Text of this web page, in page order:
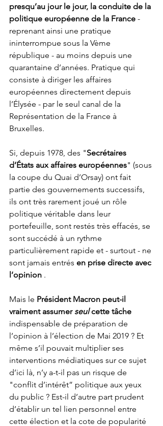
presqu’au jour le jour, la conduite de la
politique européenne de la France -
reprenant ainsi une pratique
ininterrompue sous la Vème
république - au moins depuis une
quarantaine d’années. Pratique qui
consiste à diriger les affaires
européennes directement depuis
l’Élysée - par le seul canal de la
Représentation de la France à
Bruxelles.
Si, depuis 1978, des "Secrétaires
d’États aux affaires européennes" (sous
la coupe du Quai d’Orsay) ont fait
partie des gouvernements successifs,
ils ont très rarement joué un rôle
politique véritable dans leur
portefeuille, sont restés très effacés, se
sont succédé à un rythme
particulièrement rapide et - surtout - ne
sont jamais entrés en prise directe avec
l’opinion .
Mais le Président Macron peut-il
vraiment assumer seul cette tâche
indispensable de préparation de
l’opinion à l’élection de Mai 2019 ? Et
même s’il pouvait multiplier ses
interventions médiatiques sur ce sujet
d’ici là, n’y a-t-il pas un risque de
"conflit d’intérêt” politique aux yeux
du public ? Est-il d’autre part prudent
d’établir un tel lien personnel entre
cette élection et la cote de popularité